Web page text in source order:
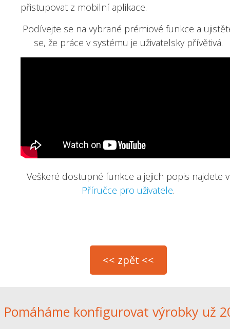
přistupovat z mobilní aplikace.
Podívejte se na vybrané prémiové funkce a
se, že práce v systému je uživatelsky přívětivá.
Veškeré dostupné funkce a jejich popis najdete v
Příručce pro uživatele.
Pomáháme konfigurovat výrobky už